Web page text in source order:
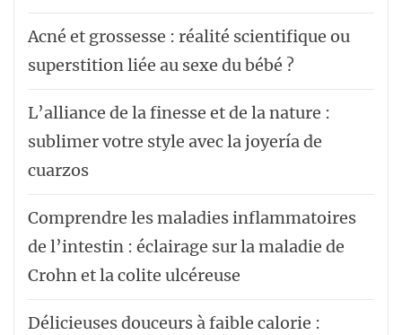
Acné et grossesse : réalité scientifique ou
superstition liée au sexe du bébé ?
L’alliance de la finesse et de la nature :
sublimer votre style avec la joyería de
cuarzos
Comprendre les maladies inflammatoires
de l’intestin : éclairage sur la maladie de
Crohn et la colite ulcéreuse
Délicieuses douceurs à faible calorie :